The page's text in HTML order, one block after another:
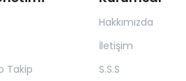
Takip
Hakkımızda
İletişim
S.S.S